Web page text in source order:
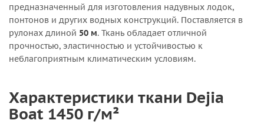
предназначенный для изготовления надувных лодок,
понтонов и других водных конструкций. Поставляется в
рулонах длиной 50 м. Ткань обладает отличной
прочностью, эластичностью и устойчивостью к
неблагоприятным климатическим условиям.
Характеристики ткани Dejia
Boat 1450 г/м²